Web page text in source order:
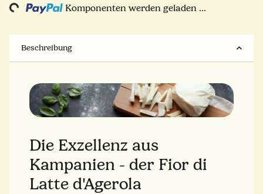
Loading... Komponenten werden geladen ...
Beschreibung
Die Exzellenz aus
Kampanien - der Fior di
Latte d'Agerola